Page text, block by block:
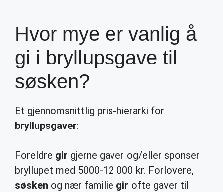
Hvor mye er vanlig å
gi i bryllupsgave til
søsken?
Et gjennomsnittlig pris-hierarki for
bryllupsgaver:
Foreldre gir gjerne gaver og/eller sponser
bryllupet med 5000-12 000 kr. Forlovere,
søsken og nær familie gir ofte gaver til